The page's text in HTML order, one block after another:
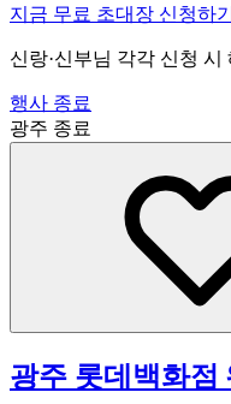
지금 무료 초대장 신청하기
신랑·신부님 각각 신청
행사 종료
광주 종료
광주 롯데백화점